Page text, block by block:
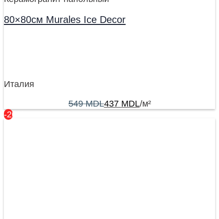
80×80см Murales Ice Decor
Италия
549MDL437 MDL/м²
-20%